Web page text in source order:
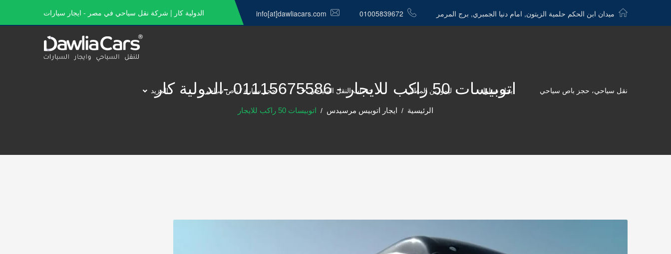
الدولية كار | شركة نقل سياحي في مصر - ايجار سيارات ميدان ابن الحكم حلمية الزيتون, امام دنيا الجمبري, برج المرمر 01005839672
info[at]dawliacars.com
نقل سياحي، حجز باص سياحي ايجار سيارات ليموزين المطار خدمات النقل السياحي حجز سيارة / باص سياحي المزيد اتوبيسات 50 راكب للايجار - 01115675586 -الدولية كار
الرئيسية ايجار اتوبيس مرسيدس اتوبيسات 50 راكب للايجار